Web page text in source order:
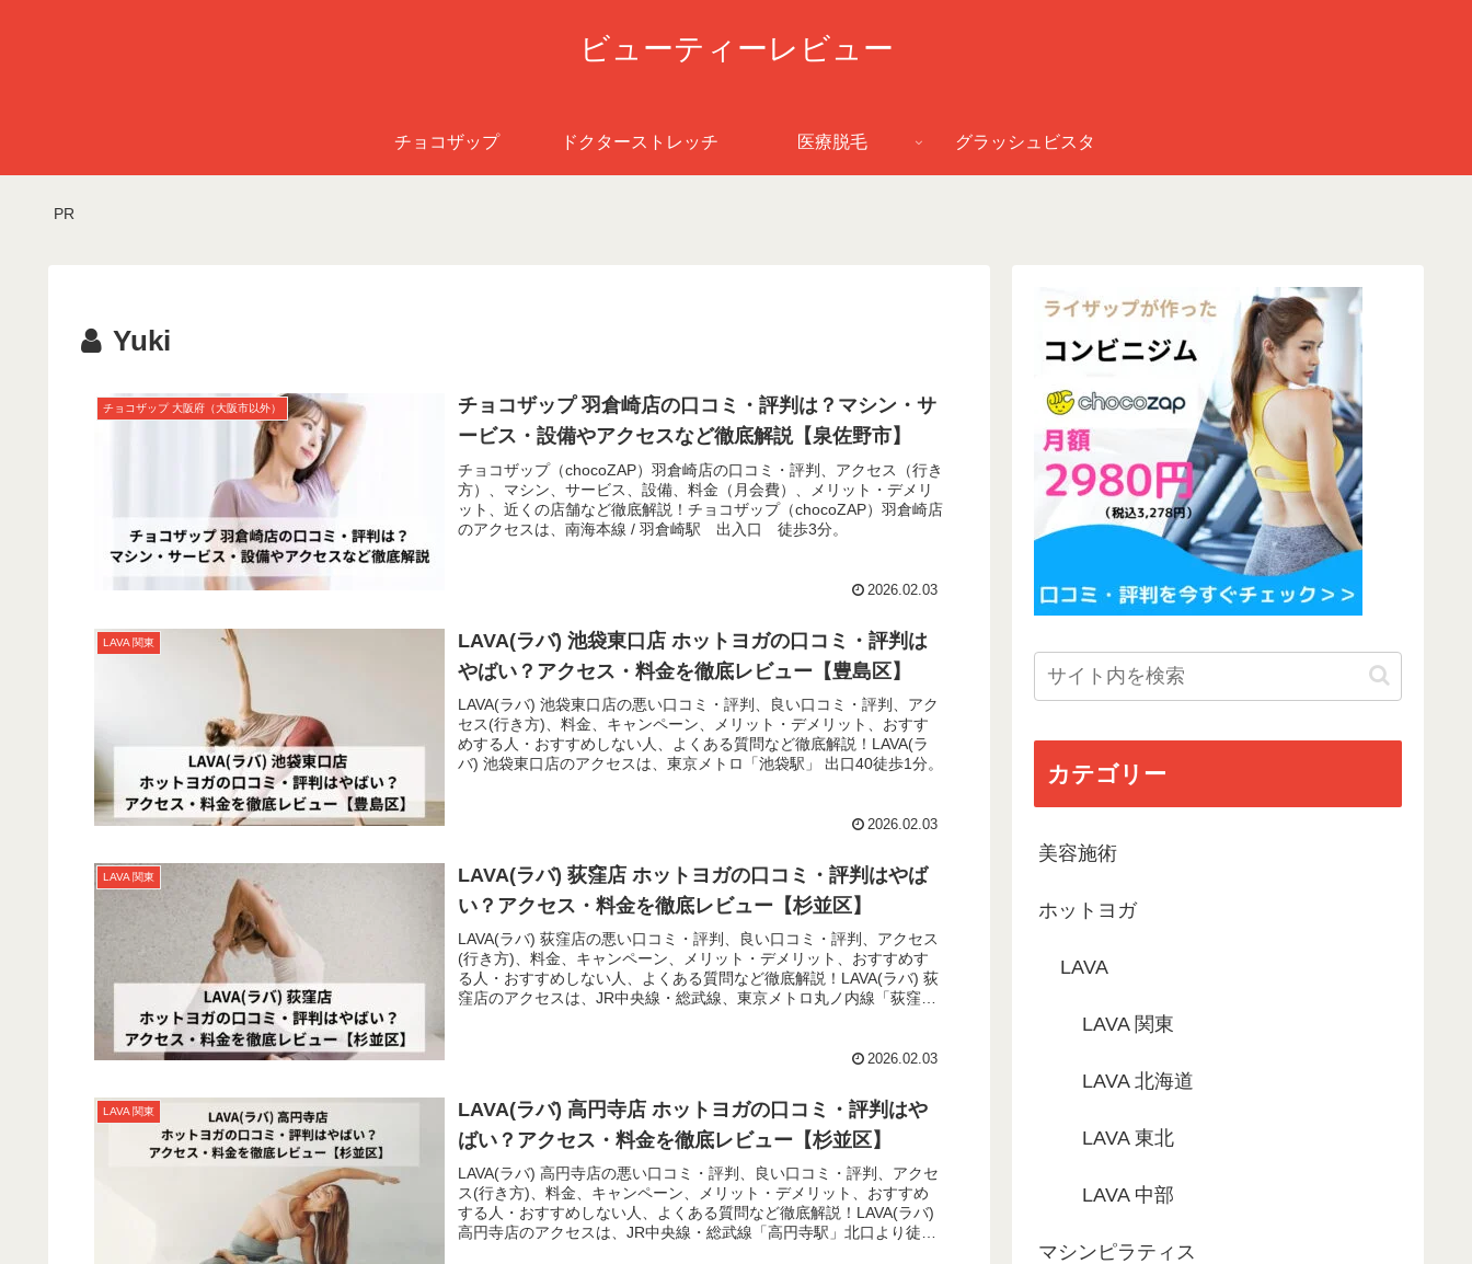
ビューティーレビュー
チョコザップ ドクターストレッチ 医療脱毛 グラッシュビスタ
PR
Yuki
チョコザップ 大阪府（大阪市以外）
チョコザップ 羽倉崎店の口コミ・評判は？マシン・サ
ービス・設備やアクセスなど徹底解説【泉佐野市】
チョコザップ（chocoZAP）羽倉崎店の口コミ・評判、アクセス（行き
方）、マシン、サービス、設備、料金（月会費）、メリット・デメリ
ット、近くの店舗など徹底解説！チョコザップ（chocoZAP）羽倉崎店
のアクセスは、南海本線 / 羽倉崎駅 出入口 徒歩3分。
2026.02.03
LAVA 関東
LAVA(ラバ) 池袋東口店 ホットヨガの口コミ・評判は
やばい？アクセス・料金を徹底レビュー【豊島区】
LAVA(ラバ) 池袋東口店の悪い口コミ・評判、良い口コミ・評判、アク
セス(行き方)、料金、キャンペーン、メリット・デメリット、おすす
めする人・おすすめしない人、よくある質問など徹底解説！LAVA(ラ
バ) 池袋東口店のアクセスは、東京メトロ「池袋駅」 出口40徒歩1分。
2026.02.03
LAVA 関東
LAVA(ラバ) 荻窪店 ホットヨガの口コミ・評判はやば
い？アクセス・料金を徹底レビュー【杉並区】
LAVA(ラバ) 荻窪店の悪い口コミ・評判、良い口コミ・評判、アクセス
(行き方)、料金、キャンペーン、メリット・デメリット、おすすめす
る人・おすすめしない人、よくある質問など徹底解説！LAVA(ラバ) 荻
窪店のアクセスは、JR中央線・総武線、東京メトロ丸ノ内線「荻窪
2026.02.03
LAVA 関東
LAVA(ラバ) 高円寺店 ホットヨガの口コミ・評判はや
ばい？アクセス・料金を徹底レビュー【杉並区】
LAVA(ラバ) 高円寺店の悪い口コミ・評判、良い口コミ・評判、アクセ
ス(行き方)、料金、キャンペーン、メリット・デメリット、おすすめ
する人・おすすめしない人、よくある質問など徹底解説！LAVA(ラバ)
高円寺店のアクセスは、JR中央線・総武線「高円寺駅」北口より徒歩
カテゴリー
美容施術
ホットヨガ
LAVA
LAVA 関東
LAVA 北海道
LAVA 東北
LAVA 中部
マシンピラティス